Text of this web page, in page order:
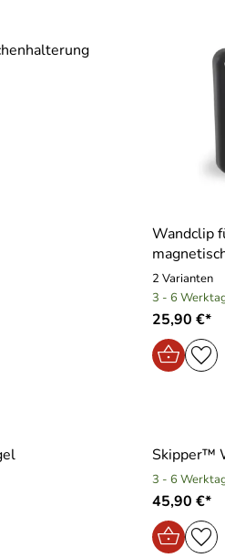
Wandclip
2 Varianten
3 - 6
25,90 €*
Skipper™
3 - 6
45,90 €*